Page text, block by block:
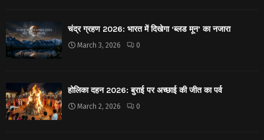
चंद्र ग्रहण 2026: भारत में दिखेगा ‘ब्लड मून’ का नजारा
March 3, 2026 0
होलिका दहन 2026: बुराई पर अच्छाई की जीत का पर्व
March 2, 2026 0